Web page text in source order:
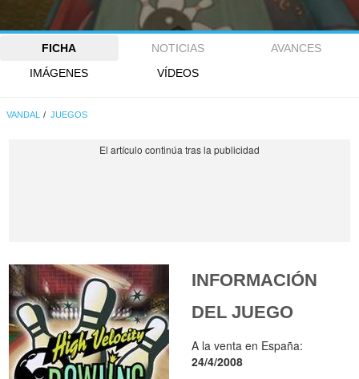
FICHA NOTICIAS
AVANCES
IMÁGENES
VÍDEOS
VANDAL JUEGOS
INFORMACIÓN
DEL JUEGO
A la venta en España:
24/4/2008